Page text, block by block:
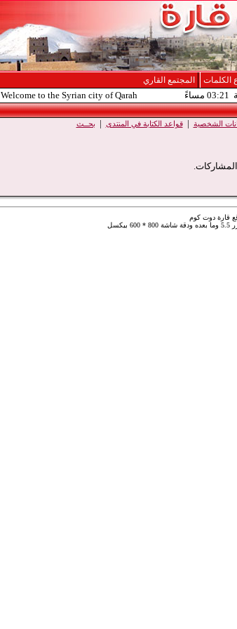
الكلمات المجتمع القاري
Welcome to the Syrian city of Qarah
الشخصية |قواعد الكتابة في المنتدى | بحــث
قارة دوت كوم